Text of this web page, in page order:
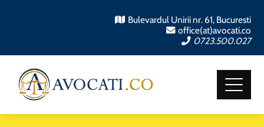
Bulevardul Unirii nr. 61, Bucuresti
office(at)avocati.co
0723.500.027